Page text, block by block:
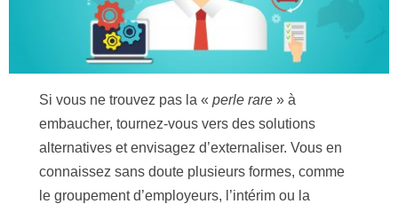
Si vous ne trouvez pas la «perle rare » à
embaucher, tournez-vous vers des solutions
alternatives et envisagez d’externaliser. Vous en
connaissez sans doute plusieurs formes, comme
le groupement d’employeurs, l’intérim ou la